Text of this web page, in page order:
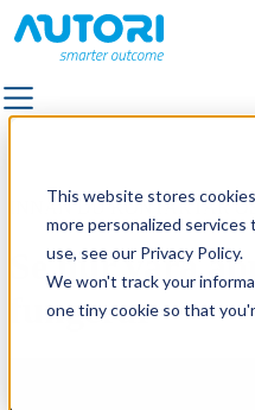
This website stores
more personalized
use, see our Privacy Policy.
We won't track your
one tiny cookie so that
ALLA LÖSNINGAR
BELÄGGNING
FOTOGRAFERING
INNAN DU KONTAKTAR
Se hur våra
fungerar